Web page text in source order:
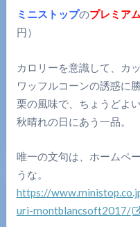
ミニストップのプレミア
円）
カロリーを意識して、カ
ワッフルコーンの誘惑に
栗の風味で、ちょうどよ
秋晴れの日にあう一品。
唯一の文句は、ホームペ
うな。
https://
uri-montblancsoft2017/